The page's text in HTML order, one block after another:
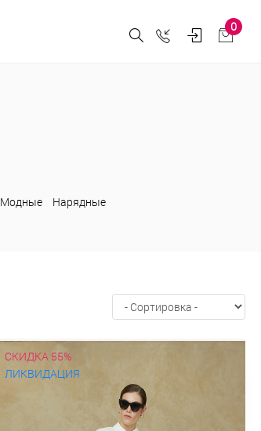
0
Модные
Нарядные
СКИДКА 55%
ЛИКВИДАЦИЯ